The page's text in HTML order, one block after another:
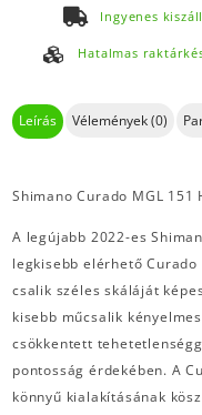
Ingyenes
Hatalmas
Leírás Vélemények (0)
Shimano Curado MGL
A legújabb 2022-es
legkisebb elérhető
csalik széles skáláját
kisebb műcsalik
csökkentett
pontosság érdekében. A
könnyű kialakításának